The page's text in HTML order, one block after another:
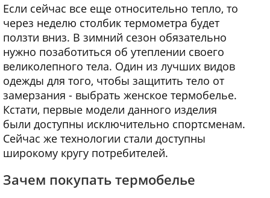
Если сейчас все еще относительно тепло, то
через неделю столбик термометра будет
ползти вниз. В зимний сезон обязательно
нужно позаботиться об утеплении своего
великолепного тела. Один из лучших видов
одежды для того, чтобы защитить тело от
замерзания - выбрать женское термобелье.
Кстати, первые модели данного изделия
были доступны исключительно спортсменам.
Сейчас же технологии стали доступны
широкому кругу потребителей.
Зачем покупать термобелье